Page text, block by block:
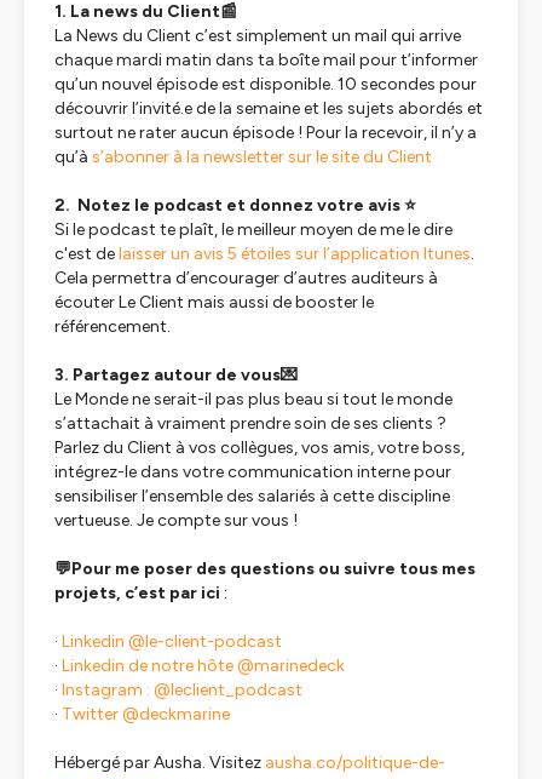
1. La news du Client📰
La News du Client c’est simplement un mail qui arrive
chaque mardi matin dans ta boîte mail pour t’informer
qu’un nouvel épisode est disponible. 10 secondes pour
découvrir l’invité.e de la semaine et les sujets abordés et
surtout ne rater aucun épisode ! Pour la recevoir, il n’y a
qu’à s’abonner à la newsletter sur le site du Client
2. Notez le podcast et donnez votre avis ⭐
Si le podcast te plaît, le meilleur moyen de me le dire
c'est delaisser un avis 5 étoiles sur l’application Itunes.
Cela permettra d’encourager d’autres auditeurs à
écouter Le Client mais aussi de booster le
référencement.
3. Partagez autour de vous💌
Le Monde ne serait-il pas plus beau si tout le monde
s’attachait à vraiment prendre soin de ses clients ?
Parlez du Client à vos collègues, vos amis, votre boss,
intégrez-le dans votre communication interne pour
sensibiliser l’ensemble des salariés à cette discipline
vertueuse. Je compte sur vous !
💬Pour me poser des questions ou suivre tous mes
projets, c’est par ici :
· Linkedin @le-client-podcast
· Linkedin de notre hôte @marinedeck
· Instagram : @leclient_podcast
· Twitter @deckmarine
Hébergé par Ausha. Visitez ausha.co/politique-de-